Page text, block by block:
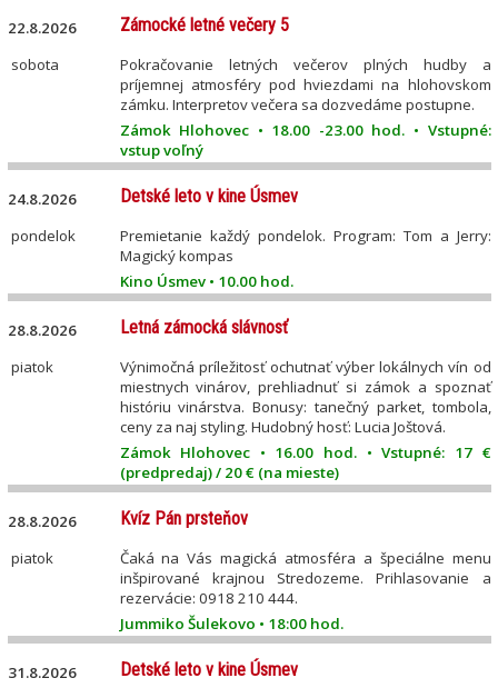
22.8.2026 Zámocké letné večery 5
sobota
Pokračovanie letných večerov plných hudby a
príjemnej atmosféry pod hviezdami na hlohovskom
zámku. Interpretov večera sa dozvedáme postupne.
Zámok Hlohovec • 18.00 -23.00 hod. • Vstupné:
vstup voľný
24.8.2026 Detské leto v kine Úsmev
pondelok
Premietanie každý pondelok. Program: Tom a Jerry:
Magický kompas
Kino Úsmev • 10.00 hod.
28.8.2026 Letná zámocká slávnosť
piatok
Výnimočná príležitosť ochutnať výber lokálnych vín od
miestnych vinárov, prehliadnuť si zámok a spoznať
históriu vinárstva. Bonusy: tanečný parket, tombola,
ceny za naj styling. Hudobný hosť: Lucia Joštová.
Zámok Hlohovec • 16.00 hod. • Vstupné: 17 €
(predpredaj) / 20 € (na mieste)
28.8.2026 Kvíz Pán prsteňov
piatok
Čaká na Vás magická atmosféra a špeciálne menu
inšpirované krajnou Stredozeme. Prihlasovanie a
rezervácie: 0918 210 444.
Jummiko Šulekovo • 18:00 hod.
31.8.2026 Detské leto v kine Úsmev